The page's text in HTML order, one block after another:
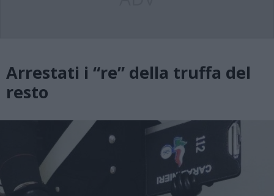
Arrestati i “re” della truffa del
resto